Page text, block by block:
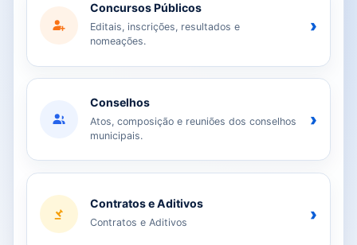
Concursos Públicos
Editais, inscrições, resultados e
nomeações.
›
Conselhos
Atos, composição e reuniões dos conselhos
municipais.
›
Contratos e Aditivos
Contratos e Aditivos ›